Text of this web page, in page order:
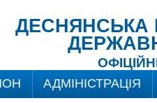
ДЕСНЯНСЬКА
АДМІНІСТРАЦІЯ